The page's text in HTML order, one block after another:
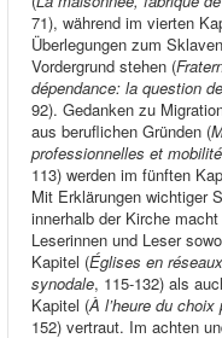
71), während im vierten
Überlegungen zum
Vordergrund stehen (
dépendance: la question
92). Gedanken zu
aus beruflichen Gründen (
professionnelles et
113) werden im fünften
Mit Erklärungen wichtiger
innerhalb der Kirche
Leserinnen und Leser
Kapitel (Églises en
synodale, 115-132) als
Kapitel (À l’heure du choix
152) vertraut. Im achten